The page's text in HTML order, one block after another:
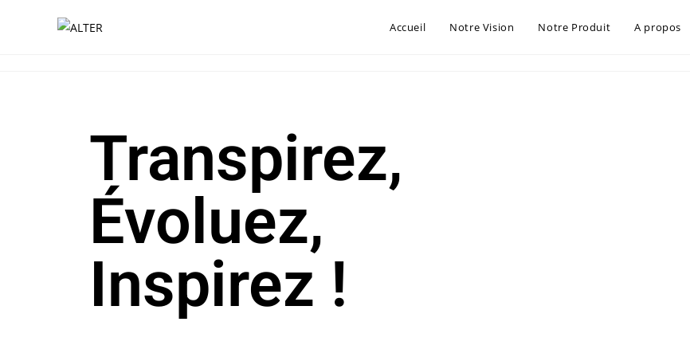
Accueil Notre Vision Notre Produit A propos
Transpirez,
Évoluez,
Inspirez !